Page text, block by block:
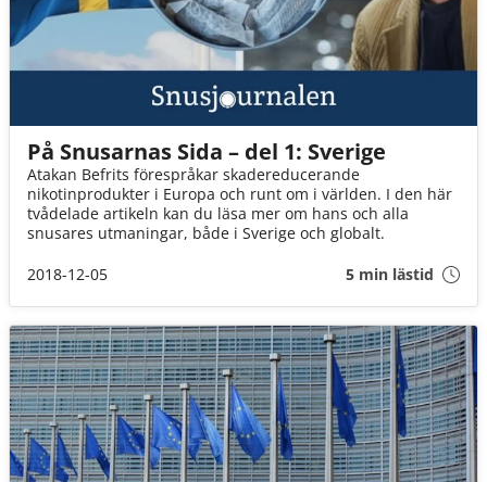
På Snusarnas Sida – del 1: Sverige
Atakan Befrits förespråkar skadereducerande
nikotinprodukter i Europa och runt om i världen. I den här
tvådelade artikeln kan du läsa mer om hans och alla
snusares utmaningar, både i Sverige och globalt.
2018-12-05
5 min lästid